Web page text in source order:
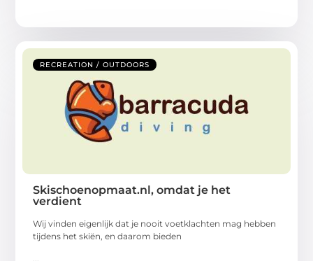
RECREATION / OUTDOORS
Skischoenopmaat.nl, omdat je het
verdient
Wij vinden eigenlijk dat je nooit voetklachten mag hebben
tijdens het skiën, en daarom bieden